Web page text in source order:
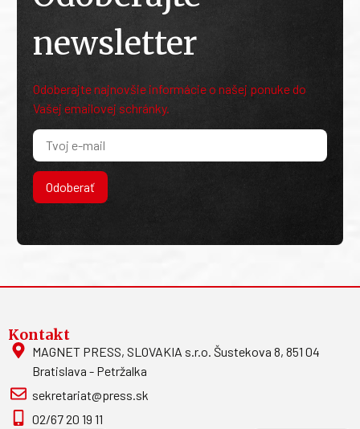
newsletter
Odoberajte najnovšie informácie o našej ponuke do
Vašej emailovej schránky.
Odoberať
Kontakt
MAGNET PRESS, SLOVAKIA s.r.o. Šustekova 8, 851 04
Bratislava - Petržalka
sekretariat@press.sk
02/67 20 19 11